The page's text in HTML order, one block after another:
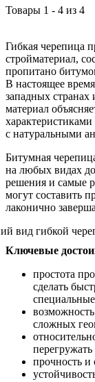
Товары 1 - 4 из 4
Гибкая черепица
стройматериал,
пропитано
В настоящее
западных
материал
с натуральными
Битумная
на любых видах
решения и самые
могут составить
лаконично
Ключевые
простота
сделать
сложных
прочность и